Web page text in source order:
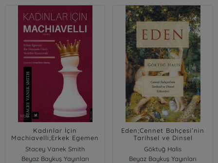
Kadınlar İçin
Machiavelli;Erkek Egemen
Bir Dünyada Gücü Yeniden
Kazanmak
Stacey Vanek Smith
Beyaz Baykuş Yayınları
Eden;Cennet Bahçesi’nin
Tarihsel ve Dinsel
Kökenleri
Göktuğ Halis
Beyaz Baykuş Yayınları